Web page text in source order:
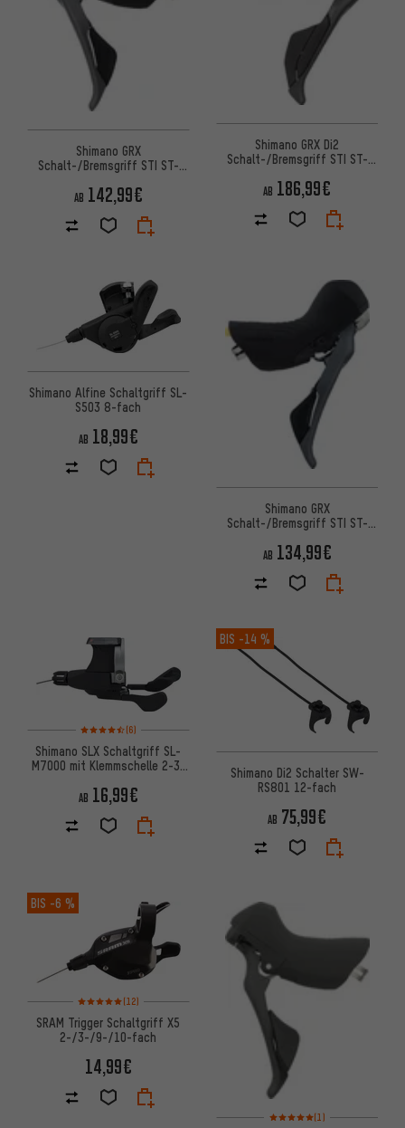
Shimano GRX
Schalt-/Bremsgriff STI ST-
AB 142,99€
Shimano GRX Di2
Schalt-/Bremsgriff STI ST-
AB 186,99€
Shimano Alfine Schaltgriff SL-
S503 8-fach
AB 18,99€
Shimano GRX
Schalt-/Bremsgriff STI ST-
AB 134,99€
Bewertungen: 4,5 von 5 basierend auf 6 Bewertungen
(6)
Shimano SLX Schaltgriff SL-
M7000 mit Klemmschelle 2-3-
AB 16,99€
BIS -14 %
Shimano Di2 Schalter SW-
RS801 12-fach
AB 75,99€
BIS -6 %
Bewertungen: 5 von 5 basierend auf 12 Bewertungen
(12)
SRAM Trigger Schaltgriff X5
2-/3-/9-/10-fach
14,99€
Bewertungen: 5 von 5
(1)